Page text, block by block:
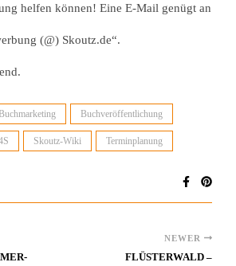
helfen können! Eine E-Mail genügt an
(@) Skoutz.de“.
Buchveröffentlichung
Skoutz-Wiki Terminplanung
NEWER
FLÜSTERWALD –